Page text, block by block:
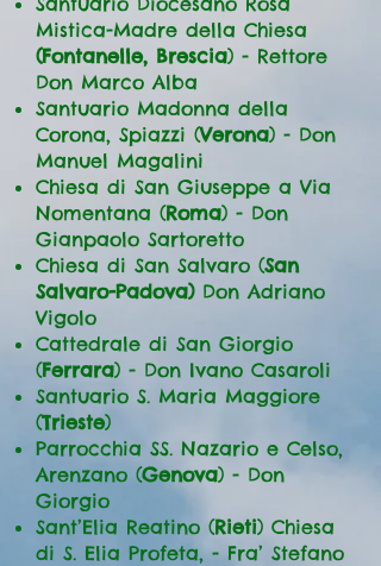
Mistica-Madre della Chiesa
(Fontanelle, Brescia) - Rettore
Don Marco Alba
Santuario Madonna della
Corona, Spiazzi (Verona) - Don
Manuel Magalini
Chiesa di San Giuseppe a Via
Nomentana (Roma) - Don
Gianpaolo Sartoretto
Chiesa di San Salvaro (San
Salvaro-Padova)Don Adriano
Vigolo
Cattedrale di San Giorgio
(Ferrara) - Don Ivano Casaroli
Santuario S. Maria Maggiore
(Trieste)
Parrocchia SS. Nazario e Celso,
Arenzano (Genova) - Don
Giorgio
Sant’Elia Reatino (Rieti) Chiesa
di S. Elia Profeta, - Fra’ Stefano